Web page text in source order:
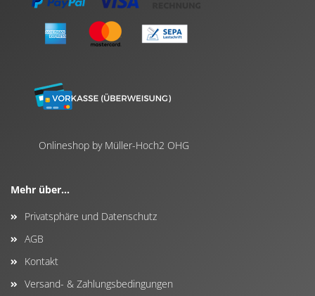
Onlineshop by Müller-Hoch2 OHG
Mehr über...
Privatsphäre und Datenschutz
AGB
Kontakt
Versand- & Zahlungsbedingungen